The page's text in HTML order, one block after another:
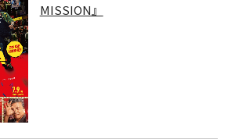
MISSION』